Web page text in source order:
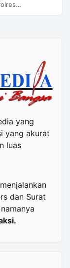
yang
yang akurat
luas
dan Surat